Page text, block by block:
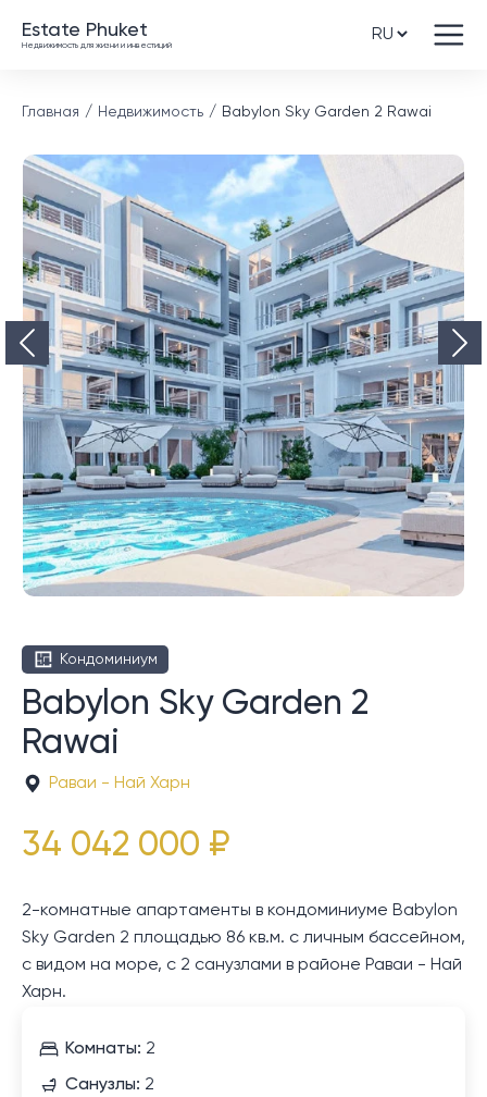
Estate Phuket
Недвижимость для жизни и инвестиций
Главная Недвижимость Babylon Sky Garden 2 Rawai
Кондоминиум
Babylon Sky Garden 2
Rawai
Раваи - Най Харн
34 042 000 ₽
2-комнатные апартаменты в кондоминиуме Babylon
Sky Garden 2 площадью 86 кв.м. с личным бассейном,
с видом на море, с 2 санузлами в районе Раваи - Най
Харн.
Комнаты: 2
Санузлы: 2